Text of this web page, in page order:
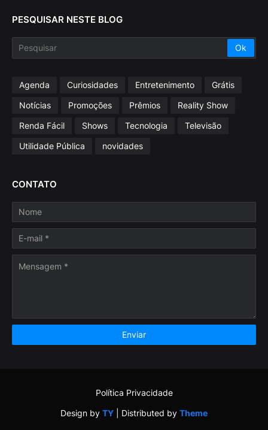
PESQUISAR NESTE BLOG
Agenda Curiosidades Entretenimento
Grátis
Notícias
Promoções Prêmios
Reality Show
Renda Fácil
Shows Tecnologia
Televisão
Utilidade Pública
novidades
CONTATO
Design by TY | Distributed by Theme
Política Privacidade